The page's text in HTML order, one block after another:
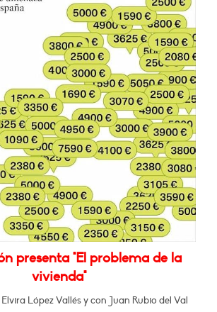
presenta "El problema de la
vivienda"
López Vallés y con Juan Rubio del Val